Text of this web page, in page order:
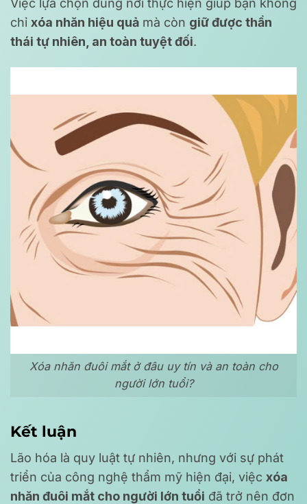
chỉ xóa nhăn hiệu quả mà còn giữ được thần
thái tự nhiên, an toàn tuyệt đối.
Xóa nhăn đuôi mắt ở đâu uy tín và an toàn cho
người lớn tuổi?
Kết luận
Lão hóa là quy luật tự nhiên, nhưng với sự phát
triển của công nghệ thẩm mỹ hiện đại, việc xóa
nhăn đuôi mắt cho người lớn tuổi đã trở nên đơn